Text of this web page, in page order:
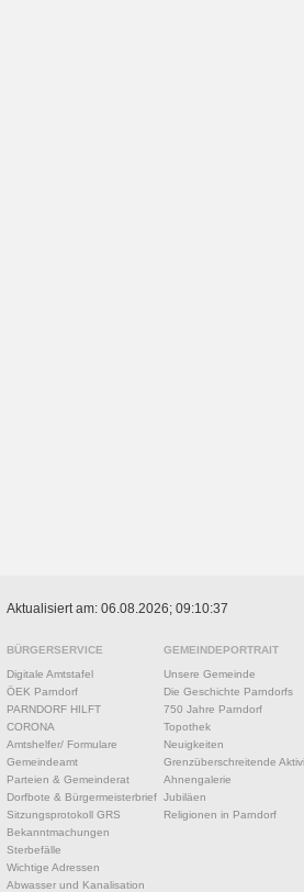
Aktualisiert am: 06.08.2026; 09:10:37
BÜRGERSERVICE
Digitale Amtstafel
ÖEK Parndorf
PARNDORF HILFT
CORONA
Amtshelfer/ Formulare
Gemeindeamt
Parteien & Gemeinderat
Dorfbote & Bürgermeisterbrief
Sitzungsprotokoll GRS
Bekanntmachungen
Sterbefälle
Wichtige Adressen
Abwasser und Kanalisation
GEMEINDEPORTRAIT
Unsere Gemeinde
Die Geschichte Parndorfs
750 Jahre Parndorf
Topothek
Neuigkeiten
Grenzüberschreitende
Ahnengalerie
Jubiläen
Religionen in Parndorf